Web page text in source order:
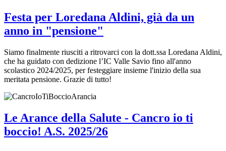
Festa per Loredana Aldini, già da un
anno in "pensione"
Siamo finalmente riusciti a ritrovarci con la dott.ssa Loredana Aldini,
che ha guidato con dedizione l’IC Valle Savio fino all'anno
scolastico 2024/2025, per festeggiare insieme l'inizio della sua
meritata pensione. Grazie di tutto!
Le Arance della Salute - Cancro io ti
boccio! A.S. 2025/26